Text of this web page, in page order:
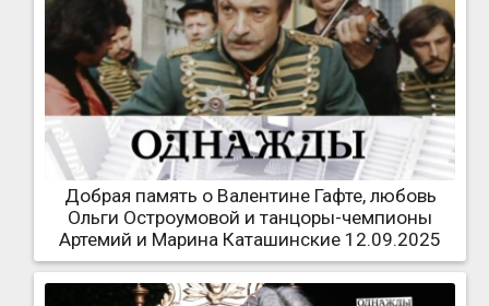
Добрая память о Валентине Гафте, любовь
Ольги Остроумовой и танцоры-чемпионы
Артемий и Марина Каташинские 12.09.2025